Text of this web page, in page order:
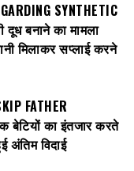
SYNTHETIC
बनाने का मामला
मिलाकर सप्लाई करने
FATHER
बेटियों का इंतजार करते
अंतिम विदाई